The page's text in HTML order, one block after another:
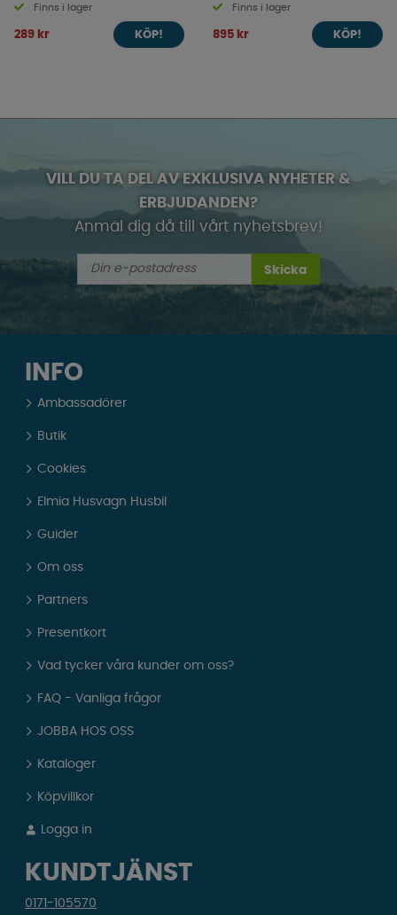
Finns i lager
289 kr KÖP!
Finns i lager
895 kr KÖP!
VILL DU TA DEL AV EXKLUSIVA NYHETER &
ERBJUDANDEN?
Anmäl dig då till vårt nyhetsbrev!
Skicka
INFO
Ambassadörer
Butik
Cookies
Elmia Husvagn Husbil
Guider
Om oss
Partners
Presentkort
Vad tycker våra kunder om oss?
FAQ - Vanliga frågor
JOBBA HOS OSS
Kataloger
Köpvillkor
Logga in
KUNDTJÄNST
0171-105570